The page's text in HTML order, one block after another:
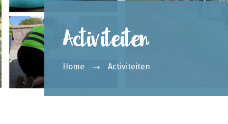
Activiteiten
Home Activiteiten